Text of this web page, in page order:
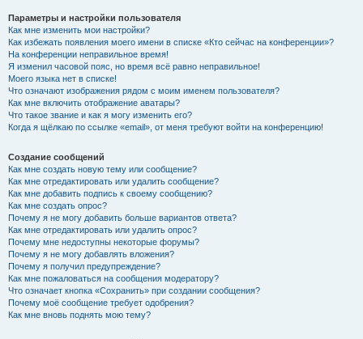
Параметры и настройки пользователя
Как мне изменить мои настройки?
Как избежать появления моего имени в списке «Кто сейчас на конференции»?
На конференции неправильное время!
Я изменил часовой пояс, но время всё равно неправильное!
Моего языка нет в списке!
Что означают изображения рядом с моим именем пользователя?
Как мне включить отображение аватары?
Что такое звание и как я могу изменить его?
Когда я щёлкаю по ссылке «email», от меня требуют войти на конференцию!
Создание сообщений
Как мне создать новую тему или сообщение?
Как мне отредактировать или удалить сообщение?
Как мне добавить подпись к своему сообщению?
Как мне создать опрос?
Почему я не могу добавить больше вариантов ответа?
Как мне отредактировать или удалить опрос?
Почему мне недоступны некоторые форумы?
Почему я не могу добавлять вложения?
Почему я получил предупреждение?
Как мне пожаловаться на сообщения модератору?
Что означает кнопка «Сохранить» при создании сообщения?
Почему моё сообщение требует одобрения?
Как мне вновь поднять мою тему?